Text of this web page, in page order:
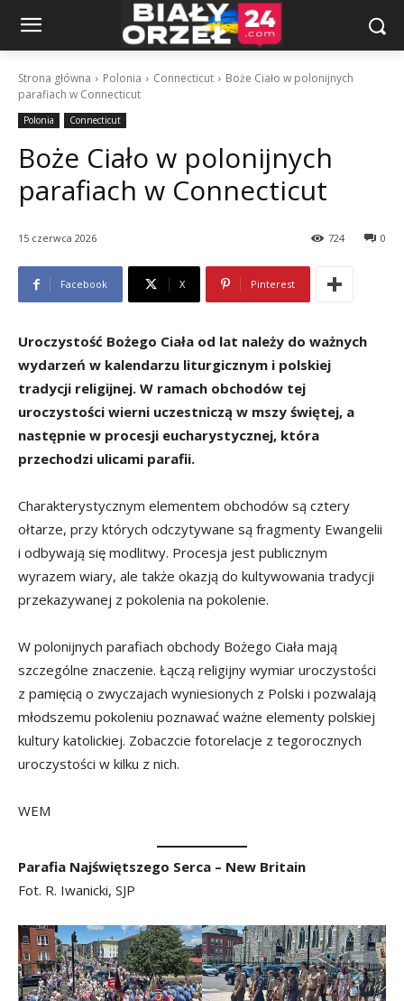
Strona główna Polonia Connecticut
Boże Ciało w polonijnych
parafiach w Connecticut
Polonia Connecticut
Boże Ciało w polonijnych
parafiach w Connecticut
15 czerwca 2026 0
724
Facebook X Pinterest
Uroczystość Bożego Ciała od lat należy do ważnych
wydarzeń w kalendarzu liturgicznym i polskiej
tradycji religijnej. W ramach obchodów tej
uroczystości wierni uczestniczą w mszy świętej, a
następnie w procesji eucharystycznej, która
przechodzi ulicami parafii.
Charakterystycznym elementem obchodów są cztery
ołtarze, przy których odczytywane są fragmenty Ewangelii
i odbywają się modlitwy. Procesja jest publicznym
wyrazem wiary, ale także okazją do kultywowania tradycji
przekazywanej z pokolenia na pokolenie.
W polonijnych parafiach obchody Bożego Ciała mają
szczególne znaczenie. Łączą religijny wymiar uroczystości
z pamięcią o zwyczajach wyniesionych z Polski i pozwalają
młodszemu pokoleniu poznawać ważne elementy polskiej
kultury katolickiej. Zobaczcie fotorelacje z tegorocznych
uroczystości w kilku z nich.
WEM
Parafia Najświętszego Serca – New Britain
Fot. R. Iwanicki, SJP